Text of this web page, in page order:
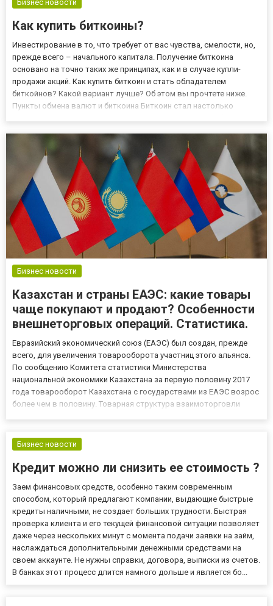
Бизнес новости
Как купить биткоины?
Инвестирование в то, что требует от вас чувства, смелости, но,
прежде всего – начального капитала. Получение биткоина
основано на точно таких же принципах, как и в случае купли-
продажи акций. Как купить биткоин и стать обладателем
биткойнов? Какой вариант лучше? Об этом вы прочтете ниже.
Пункты обмена валют и биткоина Биткоин стал настолько
Бизнес новости
Казахстан и страны ЕАЭС: какие товары
чаще покупают и продают? Особенности
внешнеторговых операций. Статистика.
Евразийский экономический союз (ЕАЭС) был создан, прежде
всего, для увеличения товарооборота участниц этого альянса.
По сообщению Комитета статистики Министерства
национальной экономики Казахстана за первую половину 2017
года товарооборот Казахстана с государствами из ЕАЭС возрос
более чем в половину. Товарная структура взаимоторговли
от все...
Бизнес новости
Кредит можно ли снизить ее стоимость ?
Заем финансовых средств, особенно таким современным
способом, который предлагают компании, выдающие быстрые
кредиты наличными, не создает больших трудности. Быстрая
проверка клиента и его текущей финансовой ситуации позволяет
даже через нескольких минут с момента подачи заявки на займ,
наслаждаться дополнительными денежными средствами на
своем аккаунте. Не нужны справки, договора, выписки из счетов.
В банках этот процесс длится намного дольше и является бо...